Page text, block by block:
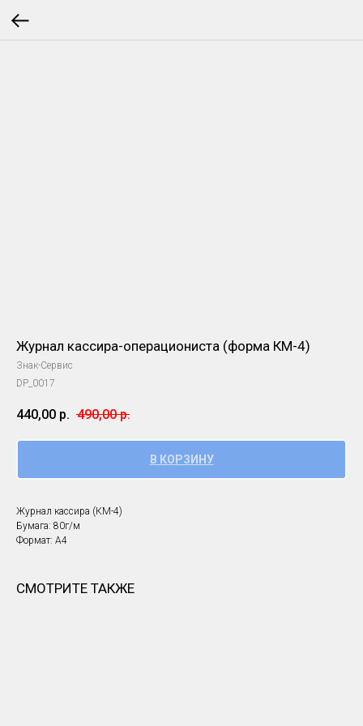
Журнал кассира-операциониста (форма КМ-4)
Знак-Сервис
DP_0017
440,00 р. 490,00 р.
В КОРЗИНУ
Журнал кассира (КМ-4)
Бумага: 80г/м
Формат: А4
СМОТРИТЕ ТАКЖЕ